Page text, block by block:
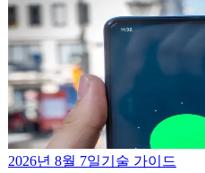
2026년 8월 7일기술 가이드